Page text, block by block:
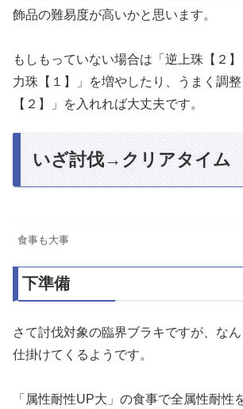
飾品の難易度が高いかと思います。
もしもっていない場合は「逆上珠【２
力珠【１】」を増やしたり、うまく調
【２】」を入れれば大丈夫です。
いざ討伐→クリアタイム
食事も大事
下準備
さて討伐対象の臨界ブラキですが、な
仕掛けてくるようです。
「属性耐性UP大」の食事で全属性耐性